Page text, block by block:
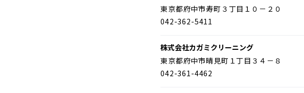
東京都府中市寿町３丁目１０－２０
042-362-5411
株式会社カガミクリーニング
東京都府中市晴見町１丁目３４－８
042-361-4462